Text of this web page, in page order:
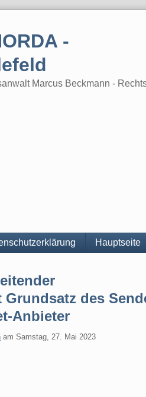
-
Marcus Beckmann -
Hauptseite
des
Anbieter
am Samstag, 27. Mai 2023